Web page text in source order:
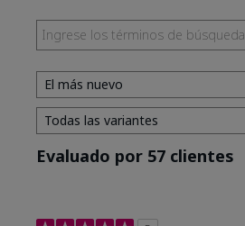
Evaluado por 57 clientes